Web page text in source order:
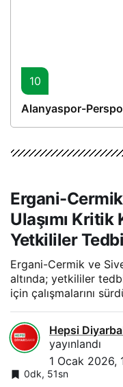
10
Alanyaspor-
Ergani-
Ulaşımı Kritik
Yetkililer
Ergani-Cermik ve
altında; yetkililer
için çalışmalarını
Hepsi
yayınlandı
1 Ocak 2026,
0dk, 51sn